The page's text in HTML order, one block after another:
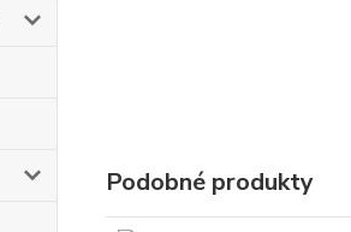
Podobné produkty